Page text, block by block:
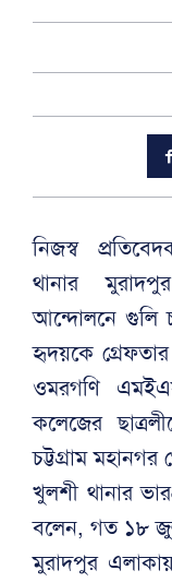
নিজস্ব
থানার
আন্দোলনে গুলি
হৃদয়কে
ওমরগণি
কলেজের
চট্টগ্রাম
খুলশী থানার
বলেন, গত ১৮
মুরাদপুর